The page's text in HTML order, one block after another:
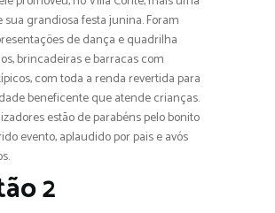
sua grandiosa festa junina. Foram
de dança e quadrilha
brincadeiras e barracas com
com toda a renda revertida para
beneficente que atende crianças.
estão de parabéns pelo bonito
evento, aplaudido por pais e avós
2